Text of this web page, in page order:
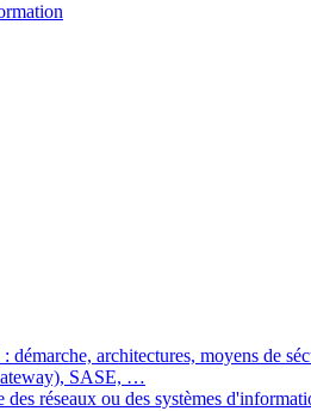
architectures, moyens de
SASE, …
réseaux ou des systèmes